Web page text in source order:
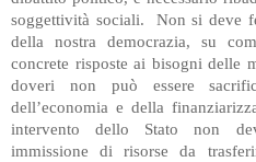
soggettività sociali. Non si deve
della nostra democrazia, su
concrete risposte ai bisogni delle
doveri non può essere
dell’economia e della
intervento dello Stato non
immissione di risorse da